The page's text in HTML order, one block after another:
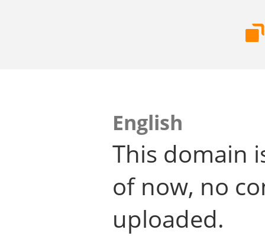
English
This domain
of now, no
uploaded.